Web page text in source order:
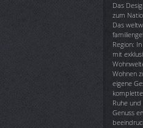
Das
zum
Das
Region:
mit
Wohnen
eigene
Ruhe
Genuss